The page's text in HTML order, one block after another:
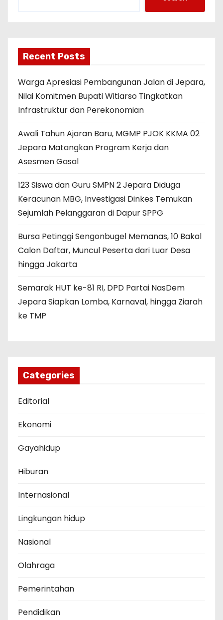
Recent Posts
Warga Apresiasi Pembangunan Jalan di Jepara,
Nilai Komitmen Bupati Witiarso Tingkatkan
Infrastruktur dan Perekonomian
Awali Tahun Ajaran Baru, MGMP PJOK KKMA 02
Jepara Matangkan Program Kerja dan
Asesmen Gasal
123 Siswa dan Guru SMPN 2 Jepara Diduga
Keracunan MBG, Investigasi Dinkes Temukan
Sejumlah Pelanggaran di Dapur SPPG
Bursa Petinggi Sengonbugel Memanas, 10 Bakal
Calon Daftar, Muncul Peserta dari Luar Desa
hingga Jakarta
Semarak HUT ke-81 RI, DPD Partai NasDem
Jepara Siapkan Lomba, Karnaval, hingga Ziarah
ke TMP
Categories
Editorial
Ekonomi
Gayahidup
Hiburan
Internasional
Lingkungan hidup
Nasional
Olahraga
Pemerintahan
Pendidikan